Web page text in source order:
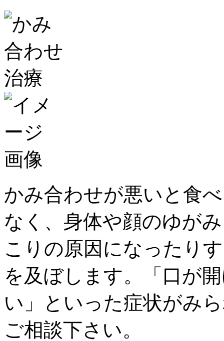
かみ合わせが悪いと食
なく、身体や顔のゆが
こりの原因になったり
を及ぼします。「口が
い」といった症状がみ
ご相談下さい。